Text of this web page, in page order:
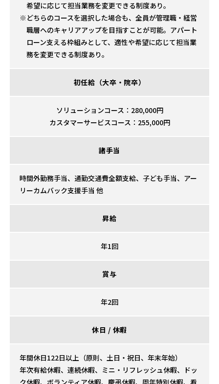
希望に応じて担当業務を変更できる制度あり。
どちらのコースを選択した場合も、全員が管理職・経営
職層へのキャリアアップを目指すことが可能。アパート
ローン支える枠組みとして、適性や希望に応じて担当業
務を変更できる制度あり。
初任給（大卒・院卒）
ソリューションコース：280,000円
カスタマーサービスコース：255,000円
諸手当
時間外勤務手当、通勤交通費全額支給、子ども手当、アー
リーカムバック支援手当 他
昇給
年1回
賞与
年2回
休日 / 休暇
年間休日122日以上（原則、土日・祝日、年末年始）
年次有給休暇、連続休暇、ミニ・リフレッシュ休暇、ドッ
ク休暇、ボランティア休暇、慶弔休暇、周年特別休暇、看